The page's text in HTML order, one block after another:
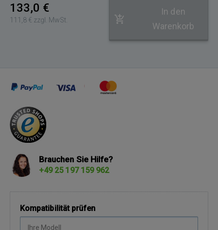
133,0 €
111,8 € zzgl. MwSt.
In den
Warenkorb
Brauchen Sie Hilfe?
+49 25 197 159 962
Kompatibilität prüfen